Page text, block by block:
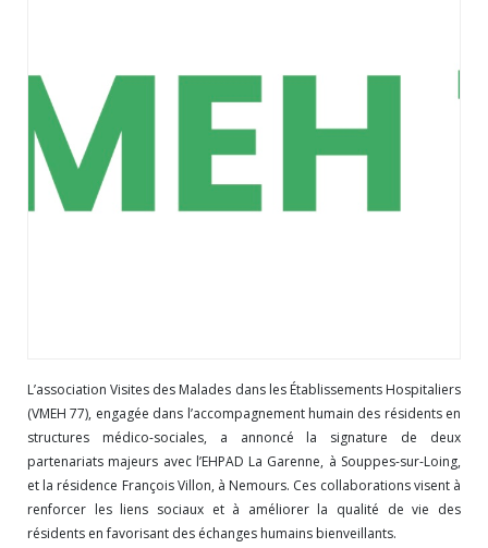
L’association Visites des Malades dans les Établissements Hospitaliers
(VMEH 77), engagée dans l’accompagnement humain des résidents en
structures médico-sociales, a annoncé la signature de deux
partenariats majeurs avec l’EHPAD La Garenne, à Souppes-sur-Loing,
et la résidence François Villon, à Nemours. Ces collaborations visent à
renforcer les liens sociaux et à améliorer la qualité de vie des
résidents en favorisant des échanges humains bienveillants.